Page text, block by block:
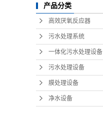
产品分类
高效厌氧反应器
污水处理系统
一体化污水处理设备
污水处理设备
膜处理设备
净水设备